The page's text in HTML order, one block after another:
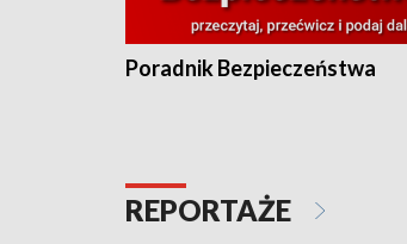
Poradnik Bezpieczeństwa
REPORTAŻE